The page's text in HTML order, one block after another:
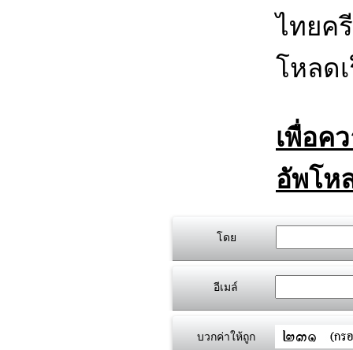
ไทยค
โหลด
เพื่อค
อัพโห
โดย
อีเมล์
บวกค่าให้ถูก